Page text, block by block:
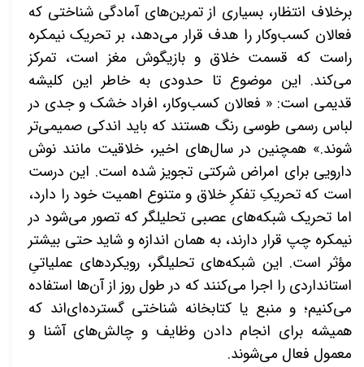
برخلاف انتظار، بسیاری از تمرین‌های آمادگی شناختی که
فعالان کسب‌وکار را هدف قرار می‌دهد، بر تحریک نیمکره
راست که قسمت خلاق و بازیگوش مغز است، تمرکز
می‌کند. این موضوع تا حدودی به خاطر این کلیشه
قدیمی است: « فعالان کسب‌وکار، افراد خشک و جدی در
لباس رسمی طوسی رنگ هستند که باید اندکی صمیمی‌تر
شوند.» همچنین در سال‌های اخیر، خلاقیت مانند نوش
دارویی برای امراض شرکتی تجویز شده است. این درست
است که تحریکِ تفکرِ خلاق و متنوع اهمیت خود را دارد،
اما تحریک شبکه‌های عصبی تحلیلگر که تصور می‌شود در
نیمکره چپ قرار دارند، به همان اندازه و شاید حتی بیشتر
مؤثر است. این شبکه‌های تحلیلگر، رویکردهای عملیاتیِ
استانداردی را اجرا می‌کنند که در طول روز از آن‌ها استفاده
می‌کنیم؛ و منبع یا کتابخانه شناختی گسترده‌ای‌اند که
همیشه برای انجام دادن وظایف و چالش‌های آشنا و
معمول فعال می‌شوند.